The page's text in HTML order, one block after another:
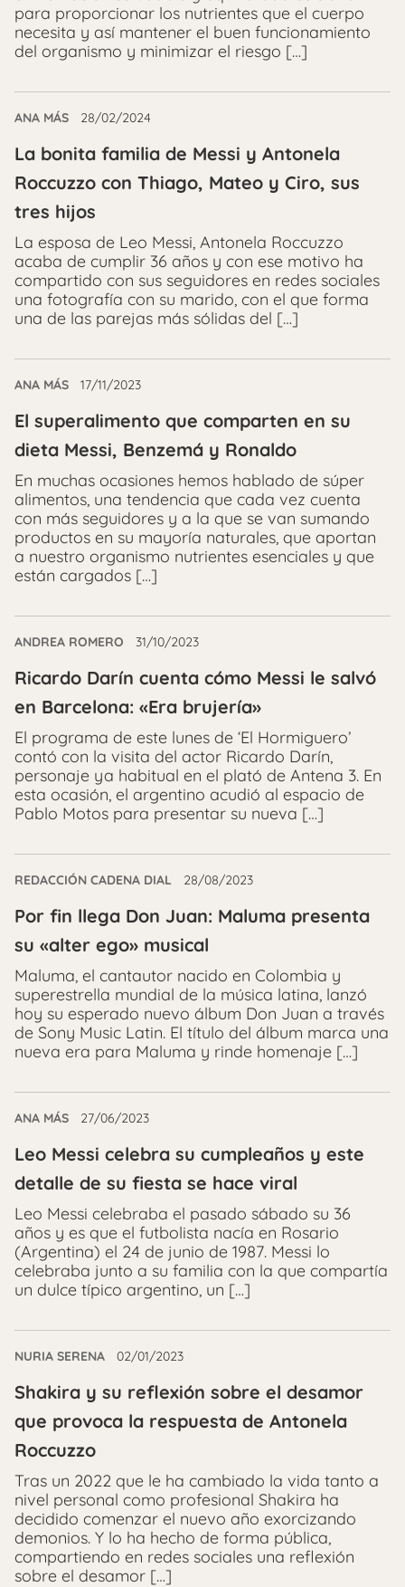
para proporcionar los nutrientes que el cuerpo
necesita y así mantener el buen funcionamiento
del organismo y minimizar el riesgo […]
ANA MÁS 28/02/2024
La bonita familia de Messi y Antonela
Roccuzzo con Thiago, Mateo y Ciro, sus
tres hijos
La esposa de Leo Messi, Antonela Roccuzzo
acaba de cumplir 36 años y con ese motivo ha
compartido con sus seguidores en redes sociales
una fotografía con su marido, con el que forma
una de las parejas más sólidas del […]
ANA MÁS 17/11/2023
El superalimento que comparten en su
dieta Messi, Benzemá y Ronaldo
En muchas ocasiones hemos hablado de súper
alimentos, una tendencia que cada vez cuenta
con más seguidores y a la que se van sumando
productos en su mayoría naturales, que aportan
a nuestro organismo nutrientes esenciales y que
están cargados […]
ANDREA ROMERO 31/10/2023
Ricardo Darín cuenta cómo Messi le salvó
en Barcelona: «Era brujería»
El programa de este lunes de ‘El Hormiguero’
contó con la visita del actor Ricardo Darín,
personaje ya habitual en el plató de Antena 3. En
esta ocasión, el argentino acudió al espacio de
Pablo Motos para presentar su nueva […]
REDACCIÓN CADENA DIAL 28/08/2023
Por fin llega Don Juan: Maluma presenta
su «alter ego» musical
Maluma, el cantautor nacido en Colombia y
superestrella mundial de la música latina, lanzó
hoy su esperado nuevo álbum Don Juan a través
de Sony Music Latin. El título del álbum marca una
nueva era para Maluma y rinde homenaje […]
ANA MÁS 27/06/2023
Leo Messi celebra su cumpleaños y este
detalle de su fiesta se hace viral
Leo Messi celebraba el pasado sábado su 36
años y es que el futbolista nacía en Rosario
(Argentina) el 24 de junio de 1987. Messi lo
celebraba junto a su familia con la que compartía
un dulce típico argentino, un […]
NURIA SERENA 02/01/2023
Shakira y su reflexión sobre el desamor
que provoca la respuesta de Antonela
Roccuzzo
Tras un 2022 que le ha cambiado la vida tanto a
nivel personal como profesional Shakira ha
decidido comenzar el nuevo año exorcizando
demonios. Y lo ha hecho de forma pública,
compartiendo en redes sociales una reflexión
sobre el desamor […]